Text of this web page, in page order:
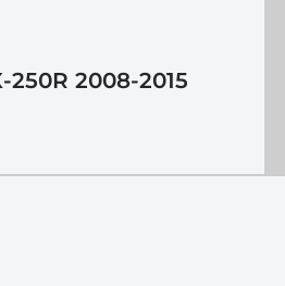
250R 2008-2015